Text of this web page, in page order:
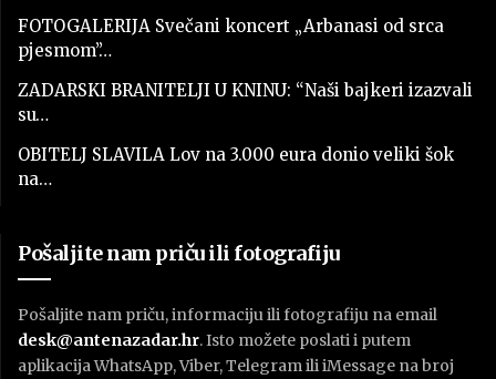
FOTOGALERIJA Svečani koncert „Arbanasi od srca
pjesmom”…
ZADARSKI BRANITELJI U KNINU: “Naši bajkeri izazvali
su…
OBITELJ SLAVILA Lov na 3.000 eura donio veliki šok
na…
Pošaljite nam priču ili fotografiju
Pošaljite nam priču, informaciju ili fotografiju na email
desk@antenazadar.hr. Isto možete poslati i putem
aplikacija WhatsApp, Viber, Telegram ili iMessage na broj